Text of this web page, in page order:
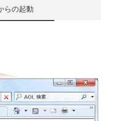
らの起動